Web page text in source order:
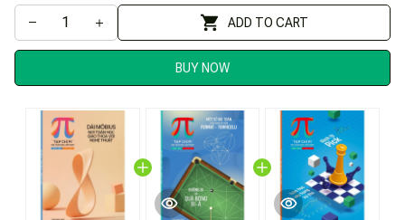
ADD TO CART
BUY NOW